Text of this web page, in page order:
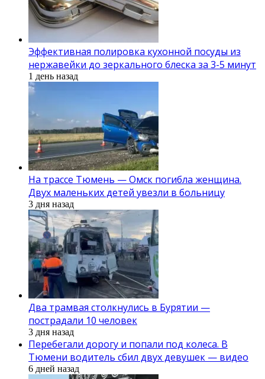
Эффективная полировка кухонной посуды из
нержавейки до зеркального блеска за 3-5 минут
1 день назад
На трассе Тюмень — Омск погибла женщина.
Двух маленьких детей увезли в больницу
3 дня назад
Два трамвая столкнулись в Бурятии —
пострадали 10 человек
3 дня назад
Перебегали дорогу и попали под колеса. В
Тюмени водитель сбил двух девушек — видео
6 дней назад